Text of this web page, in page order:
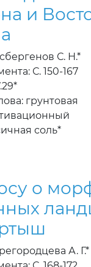
и
С. Н.*
С. 150-167
грунтовая
соль*
о
А. Г.*